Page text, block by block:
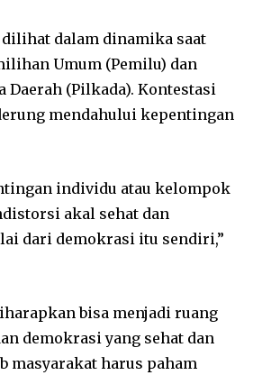
dalam dinamika saat
Umum (Pemilu) dan
Daerah (Pilkada). Kontestasi
mendahului kepentingan
individu atau kelompok
akal sehat dan
dari demokrasi itu sendiri,”
bisa menjadi ruang
demokrasi yang sehat dan
masyarakat harus paham